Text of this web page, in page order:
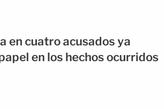
en cuatro acusados ya
en los hechos ocurridos